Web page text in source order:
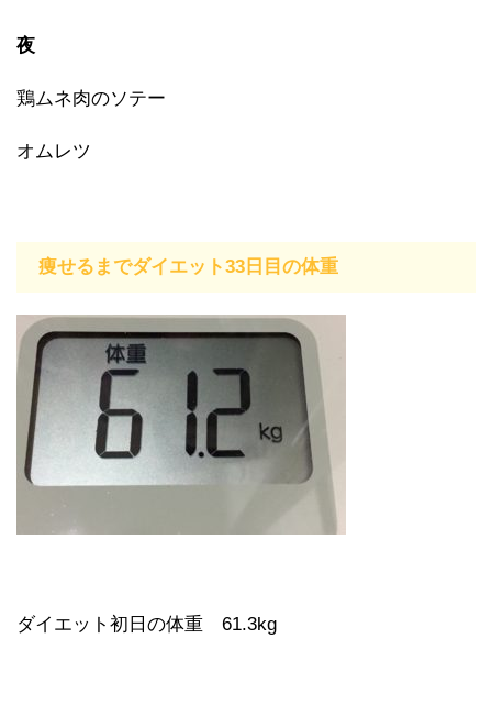
夜
鶏ムネ肉のソテー
オムレツ
痩せるまでダイエット33日目の体重
ダイエット初日の体重 61.3kg